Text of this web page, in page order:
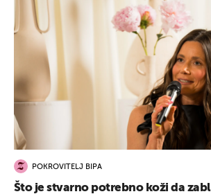
POKROVITELJ BIPA
Što je stvarno potrebno koži da